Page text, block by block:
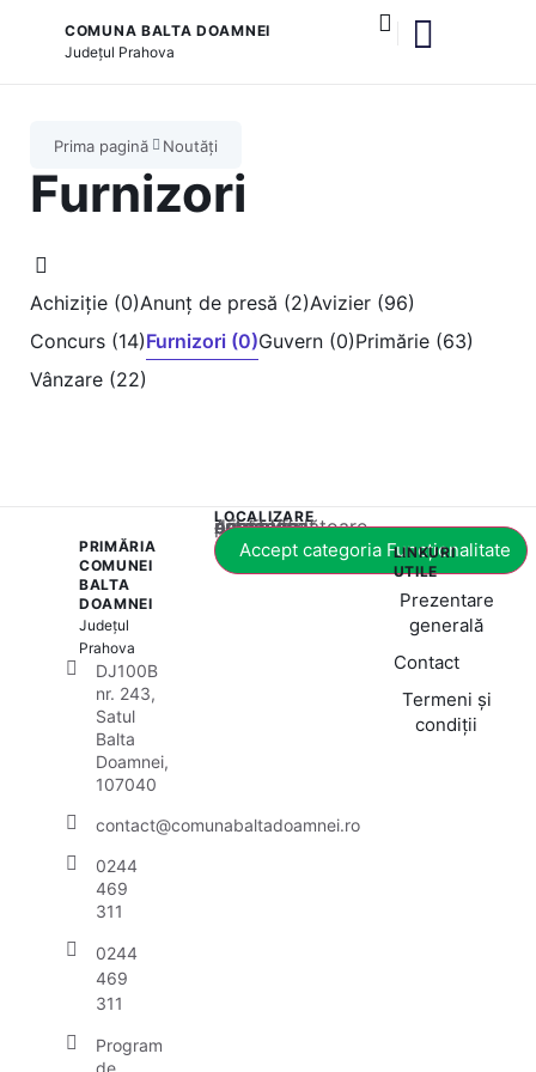
COMUNA BALTA DOAMNEI
Județul Prahova
Prima pagină Noutăți
Furnizori
Achiziție (0)Anunț de presă (2)Avizier (96)
Concurs (14)Furnizori (0)Guvern (0)Primărie (63)
Vânzare (22)
PRIMĂRIA
COMUNEI
BALTA
DOAMNEI
Județul
Prahova
DJ100B
nr. 243,
Satul
Balta
Doamnei,
107040
contact@comunabaltadoamnei.ro
0244
469
311
0244
469
311
Program
de
LOCALIZARE
Acest conținut este blocat până când acceptați categoria corespunzătoare de cookie-uri.
Accept categoria Funcționalitate
LINKURI
UTILE
Prezentare
generală
Contact
Termeni și
condiții